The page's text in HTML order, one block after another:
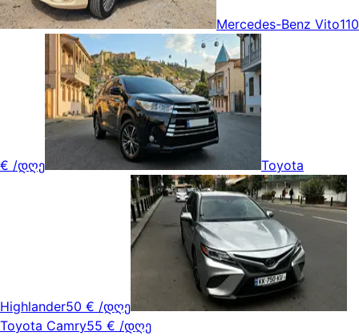
Mercedes-Benz Vito110
€ /დღე Toyota
Highlander50 € /დღე
Toyota Camry55 € /დღე